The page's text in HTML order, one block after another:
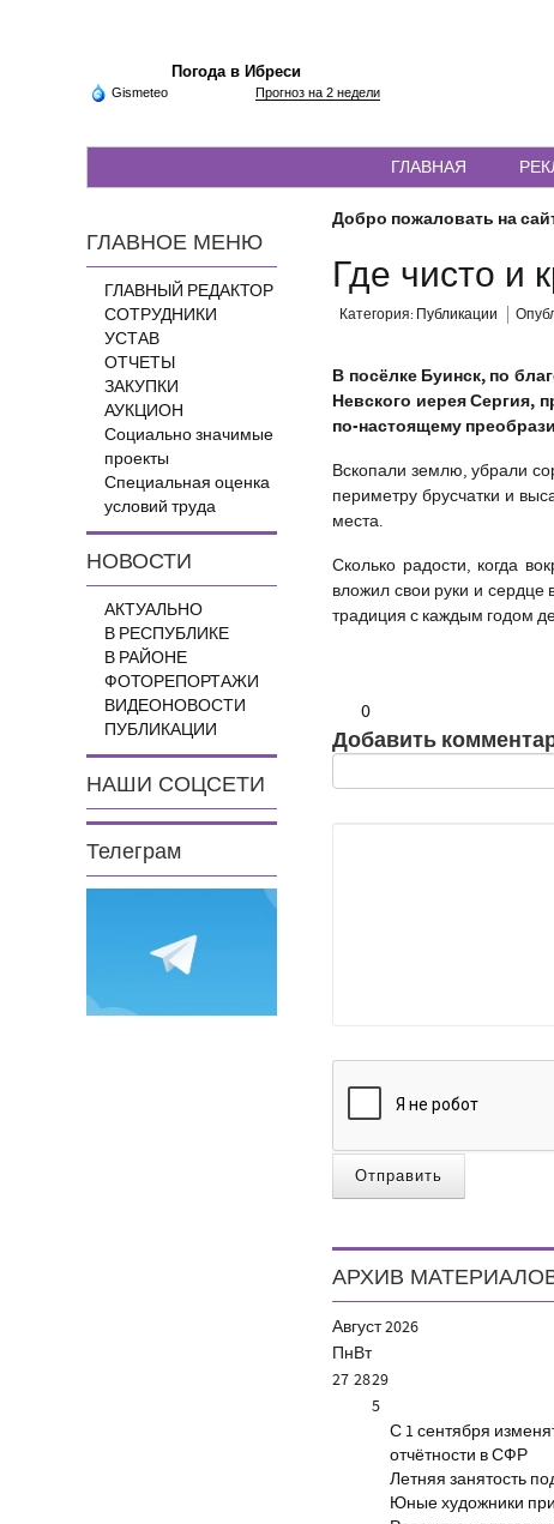
Погода в Ибреси
Gismeteo Прогноз на 2 недели
ГЛАВНАЯ
ГЛАВНОЕ МЕНЮ
ГЛАВНЫЙ РЕДАКТОР
СОТРУДНИКИ
УСТАВ
ОТЧЕТЫ
ЗАКУПКИ
АУКЦИОН
Социально значимые
проекты
Специальная оценка
условий труда
НОВОСТИ
АКТУАЛЬНО
В РЕСПУБЛИКЕ
В РАЙОНЕ
ФОТОРЕПОРТАЖИ
ВИДЕОНОВОСТИ
ПУБЛИКАЦИИ
НАШИ СОЦСЕТИ
Телеграм
Добро пожаловать на
Где чисто и
Категория: Публикации
В посёлке Буинск, по
Невского иерея Сергия,
по-настоящему
Вскопали землю, убрали
периметру брусчатки и
места.
Сколько радости, когда
вложил свои руки и сердце
традиция с каждым годом
0
Добавить
Отправить
АРХИВ
Август2026
ПнВт
27 2829
5
С 1 сентября
отчётности в СФР
Летняя занятость
Юные художники